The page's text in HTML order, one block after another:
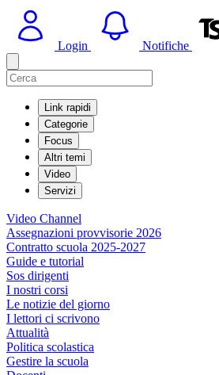
Login Notifiche
Link rapidi
Categorie
Focus
Altri temi
Video
Servizi
Video Channel
Assegnazioni provvisorie 2026
Contratto scuola 2025-2027
Guide e tutorial
Sos dirigenti
I nostri corsi
Le notizie del giorno
I lettori ci scrivono
Attualità
Politica scolastica
Gestire la scuola